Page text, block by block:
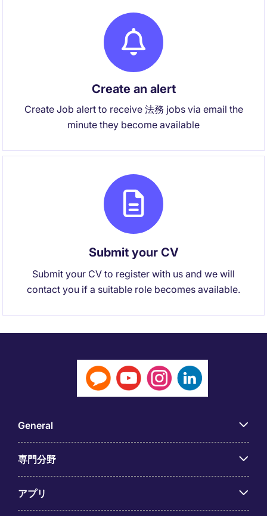
Create an alert
Create Job alert to receive 法務 jobs via email the
minute they become available
Submit your CV
Submit your CV to register with us and we will
contact you if a suitable role becomes available.
General
専門分野
アプリ